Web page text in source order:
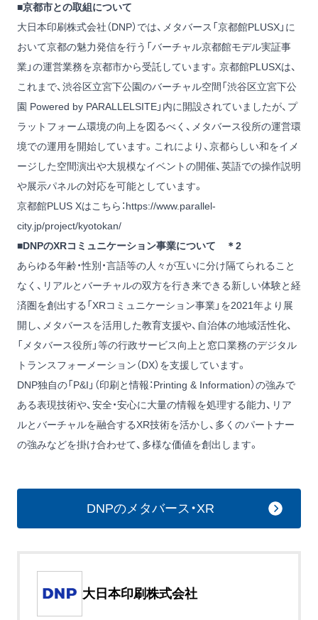
■京都市との取組について
大日本印刷株式会社（DNP）では、メタバース「京都館PLUSX」に
おいて京都の魅力発信を行う「バーチャル京都館モデル実証事
業」の運営業務を京都市から受託しています。京都館PLUSXは、
これまで、渋谷区立宮下公園のバーチャル空間「渋谷区立宮下公
園 Powered by PARALLELSITE」内に開設されていましたが、プ
ラットフォーム環境の向上を図るべく、メタバース役所の運営環
境での運用を開始しています。これにより、京都らしい和をイメ
ージした空間演出や大規模なイベントの開催、英語での操作説明
や展示パネルの対応を可能としています。
京都館PLUS Xはこちら：https://www.parallel-
city.jp/project/kyotokan/
■DNPのXRコミュニケーション事業について ＊2
あらゆる年齢・性別・言語等の人々が互いに分け隔てられること
なく、リアルとバーチャルの双方を行き来できる新しい体験と経
済圏を創出する「XRコミュニケーション事業」を2021年より展
開し、メタバースを活用した教育支援や、自治体の地域活性化、
「メタバース役所」等の行政サービス向上と窓口業務のデジタル
トランスフォーメーション（DX）を支援しています。
DNP独自の「P&I」（印刷と情報：Printing & Information）の強みで
ある表現技術や、安全・安心に大量の情報を処理する能力、リア
ルとバーチャルを融合するXR技術を活かし、多くのパートナー
の強みなどを掛け合わせて、多様な価値を創出します。
DNPのメタバース・XR
大日本印刷株式会社